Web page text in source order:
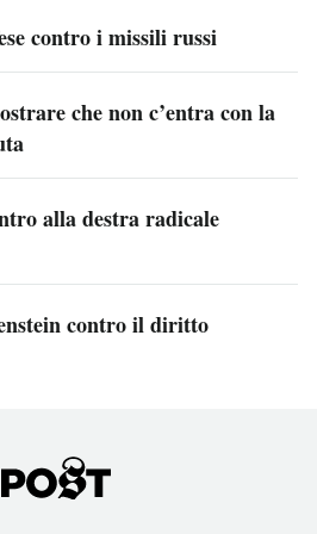
contro i missili russi
che non c’entra con la
alla destra radicale
contro il diritto